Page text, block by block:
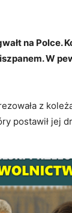
na Polce.
W
z
postawił jej